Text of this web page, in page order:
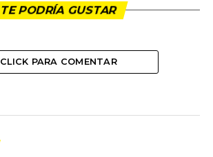
TE PODRÍA GUSTAR
CLICK PARA COMENTAR